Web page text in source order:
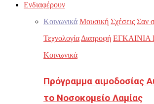
Ενδιαφέρουν
Κοινωνικά Μουσική Σχέσεις Σαν
Τεχνολογία Διατροφή
Κοινωνικά
Πρόγραμμα αιμοδοσίας
το Νοσοκομείο Λαμίας